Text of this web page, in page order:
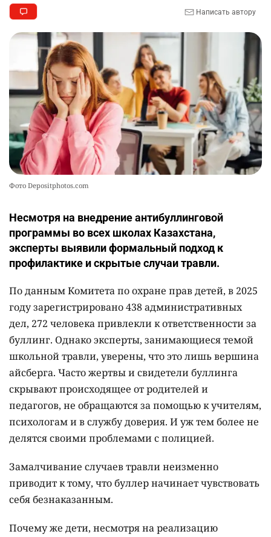
9
завотделения больницы в Шу, его наказали
2370 5 21
10
😱 Солдат-срочник упал с четвёртого этажа
казармы в Конаевском гарнизоне
2346 18 41
Написать автору
Фото Depositphotos.com
Несмотря на внедрение антибуллинговой
программы во всех школах Казахстана,
эксперты выявили формальный подход к
профилактике и скрытые случаи травли.
По данным Комитета по охране прав детей, в 2025
году зарегистрировано 438 административных
дел, 272 человека привлекли к ответственности за
буллинг. Однако эксперты, занимающиеся темой
школьной травли, уверены, что это лишь вершина
айсберга. Часто жертвы и свидетели буллинга
скрывают происходящее от родителей и
педагогов, не обращаются за помощью к учителям,
психологам и в службу доверия. И уж тем более не
делятся своими проблемами с полицией.
Замалчивание случаев травли неизменно
приводит к тому, что буллер начинает чувствовать
себя безнаказанным.
Почему же дети, несмотря на реализацию